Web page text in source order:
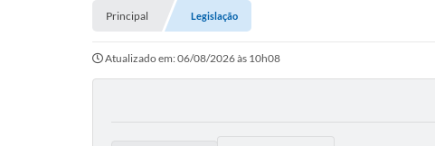
Principal Legislação
Atualizado em: 06/08/2026 às 10h08